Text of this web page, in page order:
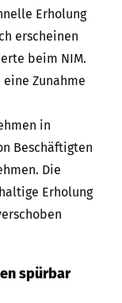
Erholung
erscheinen
beim NIM.
eine Zunahme
in
Beschäftigten
Die
Erholung
spürbar